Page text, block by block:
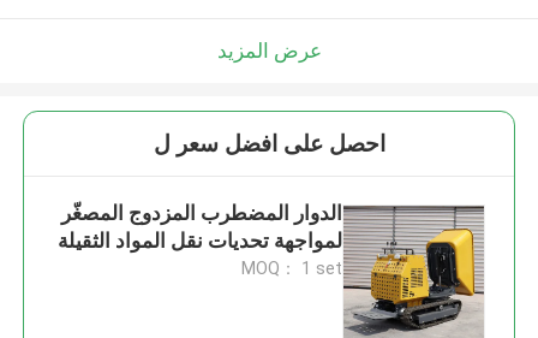
عرض المزيد
احصل على افضل سعر ل
الدوار المضطرب المزدوج المصغّر
لمواجهة تحديات نقل المواد الثقيلة
MOQ： 1 set